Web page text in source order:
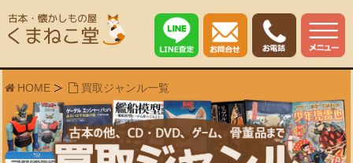
HOME 買取ジャンル一覧